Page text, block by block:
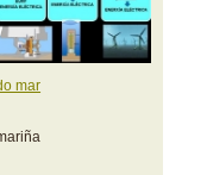
mar